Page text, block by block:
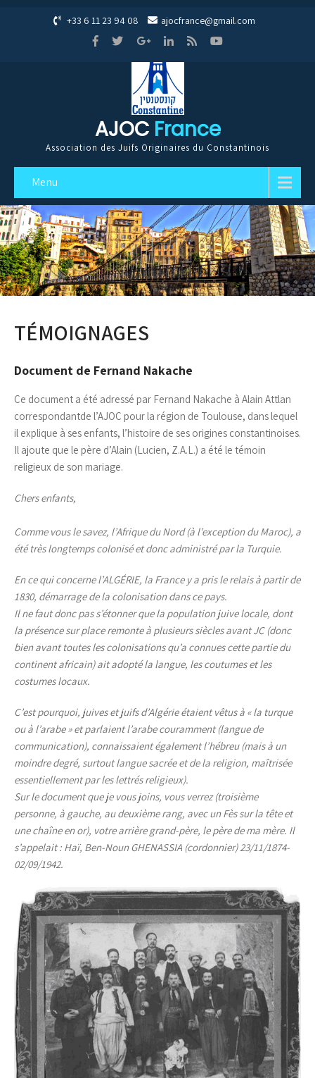
+33 6 11 23 94 08 ajocfrance@gmail.com
AJOC France
Association des Juifs Originaires du Constantinois
Menu
TÉMOIGNAGES
Document de Fernand Nakache
Ce document a été adressé par Fernand Nakache à Alain Attlan
correspondantde l’AJOC pour la région de Toulouse, dans lequel
il explique à ses enfants, l’histoire de ses origines constantinoises.
Il ajoute que le père d’Alain (Lucien, Z.A.L.) a été le témoin
religieux de son mariage.
Chers enfants,
Comme vous le savez, l’Afrique du Nord (à l’exception du Maroc), a
été très longtemps colonisé et donc administré par la Turquie.
En ce qui concerne l’ALGÉRIE, la France y a pris le relais à partir de
1830, démarrage de la colonisation dans ce pays.
Il ne faut donc pas s’étonner que la population juive locale, dont
la présence sur place remonte à plusieurs siècles avant JC (donc
bien avant toutes les colonisations qu’a connues cette partie du
continent africain) ait adopté la langue, les coutumes et les
costumes locaux.
C’est pourquoi, juives et juifs d’Algérie étaient vêtus à « la turque
ou à l’arabe » et parlaient l’arabe couramment (langue de
communication), connaissaient également l’hébreu (mais à un
moindre degré, surtout langue sacrée et de la religion, maîtrisée
essentiellement par les lettrés religieux).
Sur le document que je vous joins, vous verrez (troisième
personne, à gauche, au deuxième rang, avec un Fès sur la tête et
une chaîne en or), votre arrière grand-père, le père de ma mère. Il
s’appelait : Haï, Ben-Noun GHENASSIA (cordonnier) 23/11/1874-
02/09/1942.